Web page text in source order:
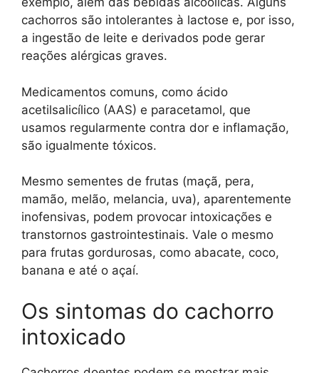
cachorros são intolerantes à lactose e, por isso,
a ingestão de leite e derivados pode gerar
reações alérgicas graves.
Medicamentos comuns, como ácido
acetilsalicílico (AAS) e paracetamol, que
usamos regularmente contra dor e inflamação,
são igualmente tóxicos.
Mesmo sementes de frutas (maçã, pera,
mamão, melão, melancia, uva), aparentemente
inofensivas, podem provocar intoxicações e
transtornos gastrointestinais. Vale o mesmo
para frutas gordurosas, como abacate, coco,
banana e até o açaí.
Os sintomas do cachorro
intoxicado